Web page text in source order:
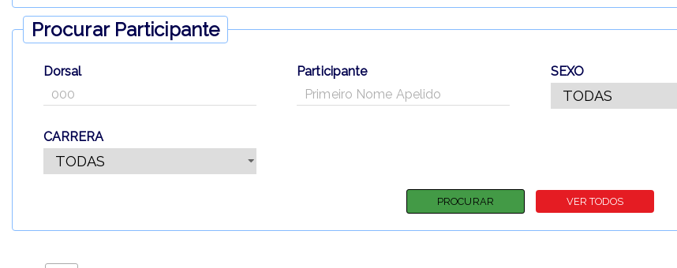
Procurar Participante
Dorsal Participante SEXO
CARRERA